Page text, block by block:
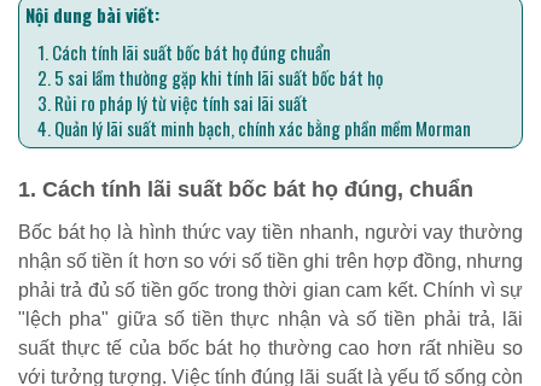
Nội dung bài viết:
1. Cách tính lãi suất bốc bát họ đúng chuẩn
2. 5 sai lầm thường gặp khi tính lãi suất bốc bát họ
3. Rủi ro pháp lý từ việc tính sai lãi suất
4. Quản lý lãi suất minh bạch, chính xác bằng phần mềm Morman
1. Cách tính lãi suất bốc bát họ đúng, chuẩn
Bốc bát họ là hình thức vay tiền nhanh, người vay thường
nhận số tiền ít hơn so với số tiền ghi trên hợp đồng, nhưng
phải trả đủ số tiền gốc trong thời gian cam kết. Chính vì sự
"lệch pha" giữa số tiền thực nhận và số tiền phải trả, lãi
suất thực tế của bốc bát họ thường cao hơn rất nhiều so
với tưởng tượng. Việc tính đúng lãi suất là yếu tố sống còn